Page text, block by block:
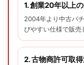
1. 創業20年以上
2004年より中古パ
びやすい仕様で販売
2. 古物商許可取